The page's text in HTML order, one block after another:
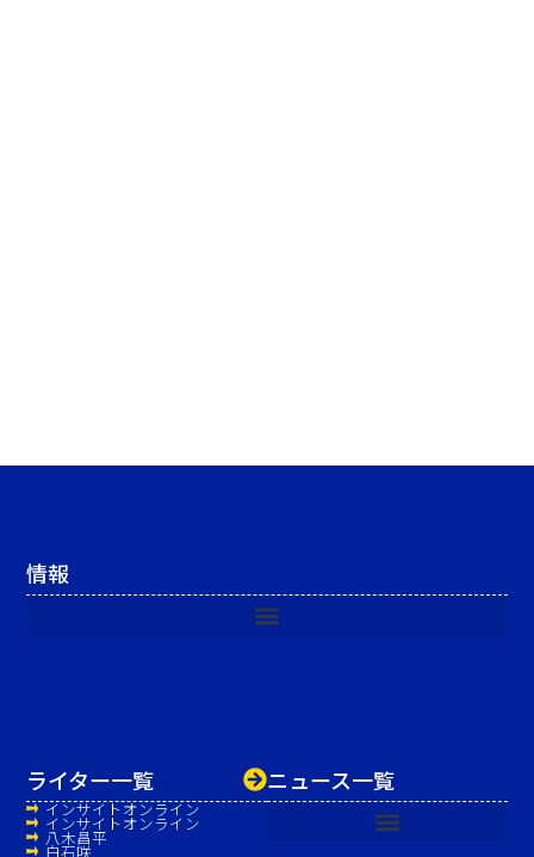
ニュース一覧
ライター一覧
インサイトオンライン
インサイトオンライン
八木昌平
白石咲
情報